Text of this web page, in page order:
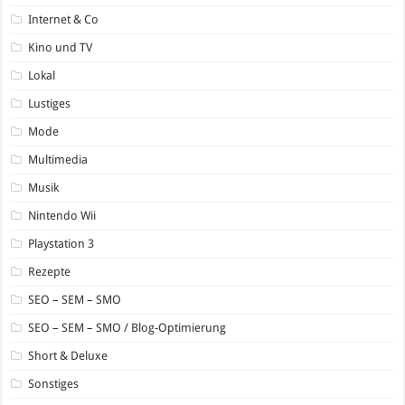
Internet & Co
Kino und TV
Lokal
Lustiges
Mode
Multimedia
Musik
Nintendo Wii
Playstation 3
Rezepte
SEO – SEM – SMO
SEO – SEM – SMO / Blog-Optimierung
Short & Deluxe
Sonstiges